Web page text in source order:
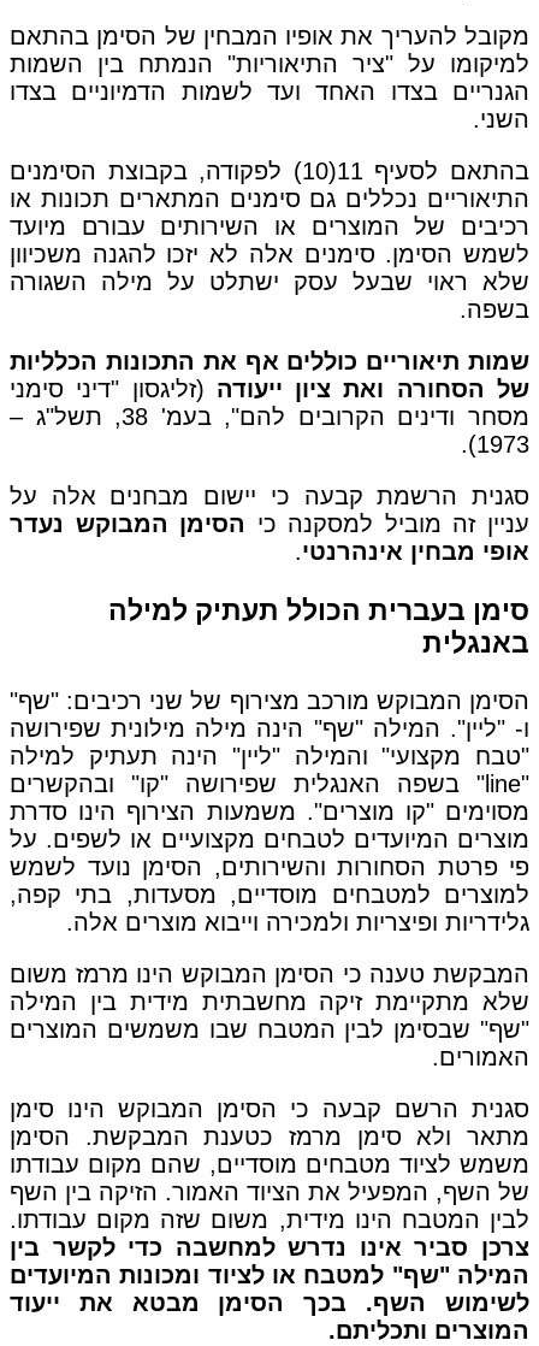
מקובל להעריך את אופיו המבחין של הסימן בהתאם
למיקומו על "ציר התיאוריות" הנמתח בין השמות
הגנריים בצדו האחד ועד לשמות הדמיוניים בצדו
השני.
בהתאם לסעיף 11(10) לפקודה, בקבוצת הסימנים
התיאוריים נכללים גם סימנים המתארים תכונות או
רכיבים של המוצרים או השירותים עבורם מיועד
לשמש הסימן. סימנים אלה לא יזכו להגנה משכיוון
שלא ראוי שבעל עסק ישתלט על מילה השגורה
בשפה.
שמות תיאוריים כוללים אף את התכונות הכלליות
של הסחורה ואת ציון ייעודה (זליגסון "דיני סימני
מסחר ודינים הקרובים להם", בעמ' 38, תשל"ג –
1973).
סגנית הרשמת קבעה כי יישום מבחנים אלה על
עניין זה מוביל למסקנה כי הסימן המבוקש נעדר
אופי מבחין אינהרנטי.
סימן בעברית הכולל תעתיק למילה
באנגלית
הסימן המבוקש מורכב מצירוף של שני רכיבים: "שף"
ו- "ליין". המילה "שף" הינה מילה מילונית שפירושה
"טבח מקצועי" והמילה "ליין" הינה תעתיק למילה
"line" בשפה האנגלית שפירושה "קו" ובהקשרים
מסוימים "קו מוצרים". משמעות הצירוף הינו סדרת
מוצרים המיועדים לטבחים מקצועיים או לשפים. על
פי פרטת הסחורות והשירותים, הסימן נועד לשמש
למוצרים למטבחים מוסדיים, מסעדות, בתי קפה,
גלידריות ופיצריות ולמכירה וייבוא מוצרים אלה.
המבקשת טענה כי הסימן המבוקש הינו מרמז משום
שלא מתקיימת זיקה מחשבתית מידית בין המילה
"שף" שבסימן לבין המטבח שבו משמשים המוצרים
האמורים.
סגנית הרשם קבעה כי הסימן המבוקש הינו סימן
מתאר ולא סימן מרמז כטענת המבקשת. הסימן
משמש לציוד מטבחים מוסדיים, שהם מקום עבודתו
של השף, המפעיל את הציוד האמור. הזיקה בין השף
לבין המטבח הינו מידית, משום שזה מקום עבודתו.
צרכן סביר אינו נדרש למחשבה כדי לקשר בין
המילה "שף" למטבח או לציוד ומכונות המיועדים
לשימוש השף. בכך הסימן מבטא את ייעוד
המוצרים ותכליתם.